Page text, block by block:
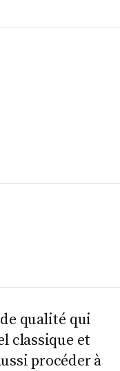
qualité qui
classique et
procéder à